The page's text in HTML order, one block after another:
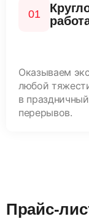
Оказываем
любой
в
перерывов.
Прайс-